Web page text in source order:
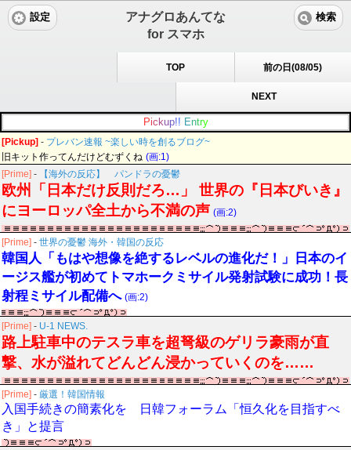
アナグロあんてな
for スマホ
設定 検索
TOP 前の日(08/05)
NEXT
Pic kup!! Entry
[Pickup] - プレバン速報 ~楽しい時を創るブログ~
旧キット作ってんだけどむずくね (画:1)
[Prime] - 【海外の反応】 パンドラの憂鬱
欧州「日本だけ反則だろ…」 世界の『日本びいき』
にヨーロッパ全土から不満の声 (画:2)
[Prime] - 世界の憂鬱 海外・韓国の反応
韓国人「もはや想像を絶するレベルの進化だ！」日本のイ
ージス艦が初めてトマホークミサイル発射試験に成功！長
射程ミサイル配備へ (画:2)
[Prime] - U-1 NEWS.
路上駐車中のテスラ車を超弩級のゲリラ豪雨が直
撃、水が溢れてどんどん浸かっていくのを……
[Prime] - 厳選！韓国情報
入国手続きの簡素化を 日韓フォーラム「恒久化を目指すべ
き」と提言